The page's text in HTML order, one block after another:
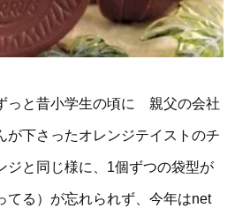
っと昔小学生の頃に 親父の会社
が下さったオレンジテイストのチ
ジと同じ様に、1個ずつの袋型が
てる）が忘れられず、今年はnet